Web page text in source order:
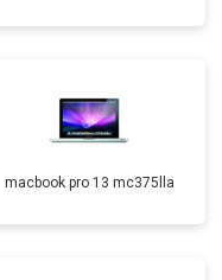
macbook pro 13 mc375lla